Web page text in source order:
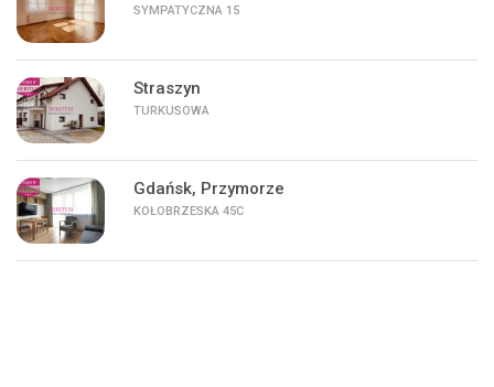
SYMPATYCZNA 15
Straszyn
TURKUSOWA
Gdańsk, Przymorze
KOŁOBRZESKA 45C